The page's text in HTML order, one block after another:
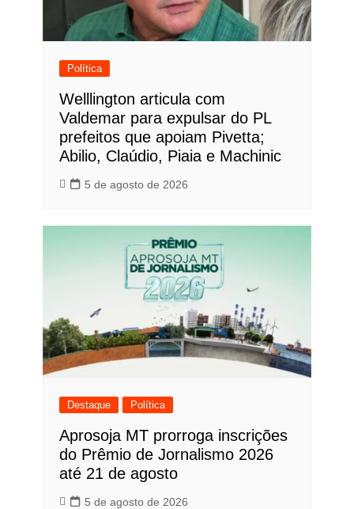
Política
Welllington articula com
Valdemar para expulsar do PL
prefeitos que apoiam Pivetta;
Abilio, Claúdio, Piaia e Machinic
5 de agosto de 2026
Destaque Política
Aprosoja MT prorroga inscrições
do Prêmio de Jornalismo 2026
até 21 de agosto
5 de agosto de 2026